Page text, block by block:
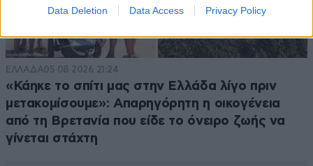
Data Deletion Data Access Privacy Policy
ΕΛΛΑΔΑ05·08·2026 21:24
«Κάηκε το σπίτι μας στην Ελλάδα λίγο πριν
μετακομίσουμε»: Απαρηγόρητη η οικογένεια
από τη Βρετανία που είδε το όνειρο ζωής να
γίνεται στάχτη